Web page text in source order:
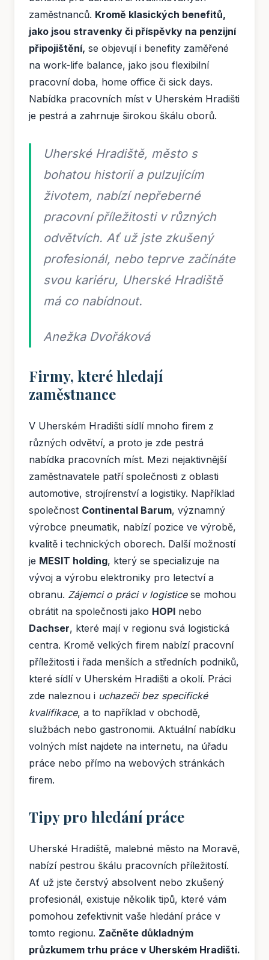
zaměstnanců. Kromě klasických benefitů,
jako jsou stravenky či příspěvky na penzijní
připojištění, se objevují i ​​benefity zaměřené
na work-life balance, jako jsou flexibilní
pracovní doba, home office či sick days.
Nabídka pracovních míst v Uherském Hradišti
je pestrá a zahrnuje širokou škálu oborů.
Uherské Hradiště, město s
bohatou historií a pulzujícím
životem, nabízí nepřeberné
pracovní příležitosti v různých
odvětvích. Ať už jste zkušený
profesionál, nebo teprve začínáte
svou kariéru, Uherské Hradiště
má co nabídnout.
Anežka Dvořáková
Firmy, které hledají
zaměstnance
V Uherském Hradišti sídlí mnoho firem z
různých odvětví, a proto je zde pestrá
nabídka pracovních míst. Mezi nejaktivnější
zaměstnavatele patří společnosti z oblasti
automotive, strojírenství a logistiky. Například
společnost Continental Barum, významný
výrobce pneumatik, nabízí pozice ve výrobě,
kvalitě i technických oborech. Další možností
je MESIT holding, který se specializuje na
vývoj a výrobu elektroniky pro letectví a
obranu. Zájemci o práci v logisticese mohou
obrátit na společnosti jako HOPI nebo
Dachser, které mají v regionu svá logistická
centra. Kromě velkých firem nabízí pracovní
příležitosti i řada menších a středních podniků,
které sídlí v Uherském Hradišti a okolí. Práci
zde naleznou i uchazeči bez specifické
kvalifikace, a to například v obchodě,
službách nebo gastronomii. Aktuální nabídku
volných míst najdete na internetu, na úřadu
práce nebo přímo na webových stránkách
firem.
Tipy pro hledání práce
Uherské Hradiště, malebné město na Moravě,
nabízí pestrou škálu pracovních příležitostí.
Ať už jste čerstvý absolvent nebo zkušený
profesionál, existuje několik tipů, které vám
pomohou zefektivnit vaše hledání práce v
tomto regionu. Začněte důkladným
průzkumem trhu práce v Uherském Hradišti.